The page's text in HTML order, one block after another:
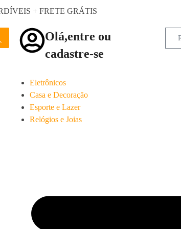
+ FRETE GRÁTIS
Olá,entre ou
cadastre-se
Eletrônicos
Casa e Decoração
Esporte e Lazer
Relógios e Joias